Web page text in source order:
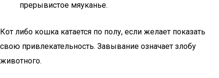
прерывистое мяуканье.
Кот либо кошка катается по полу, если желает показать
свою привлекательность. Завывание означает злобу
животного.